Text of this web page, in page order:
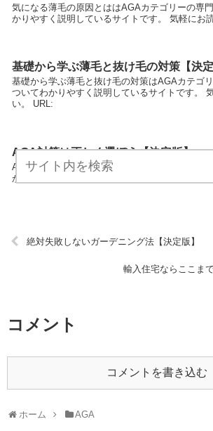
気になる薄毛の原因とははAGAカテゴリーの専
かりやすく説明しているサイトです。 気軽にお
基礎から学ぶ薄毛と抜け毛の対策【決定
基礎から学ぶ薄毛と抜け毛の対策はAGAカテゴ
ついてわかりやすく説明しているサイトです。
い。 URL:
AGA対策は正しく選ぼう【決定版】
AGA対策は正しく選ぼうはAGAカテゴリーの専
かりやすく説明しているサイトです。 気軽にお
絶対失敗しないガーデニング法【決定版】
輸入住宅ならここま
コメント
コメントを書き込む
ホーム AGA